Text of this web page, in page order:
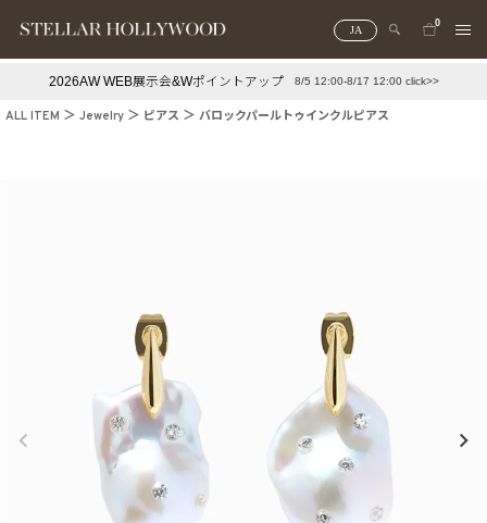
JA
0
2026AW WEB展示会&Wポイントアップ 8/5 12:00-8/17 12:00 click>>
ALL ITEM Jewelry ピアス バロックパールトゥインクルピアス